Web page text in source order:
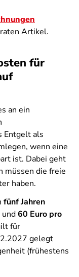
Artikel.
für
an ein
Entgelt als
wenn eine
ist. Dabei geht
müssen die freie
haben.
fünf Jahren
und60 Euro pro
für
gelegt
(frühestens